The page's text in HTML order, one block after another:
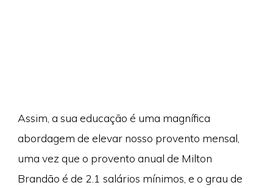
Assim, a sua educação é uma magnífica
abordagem de elevar nosso provento mensal,
uma vez que o provento anual de Milton
Brandão é de 2.1 salários mínimos, e o grau de